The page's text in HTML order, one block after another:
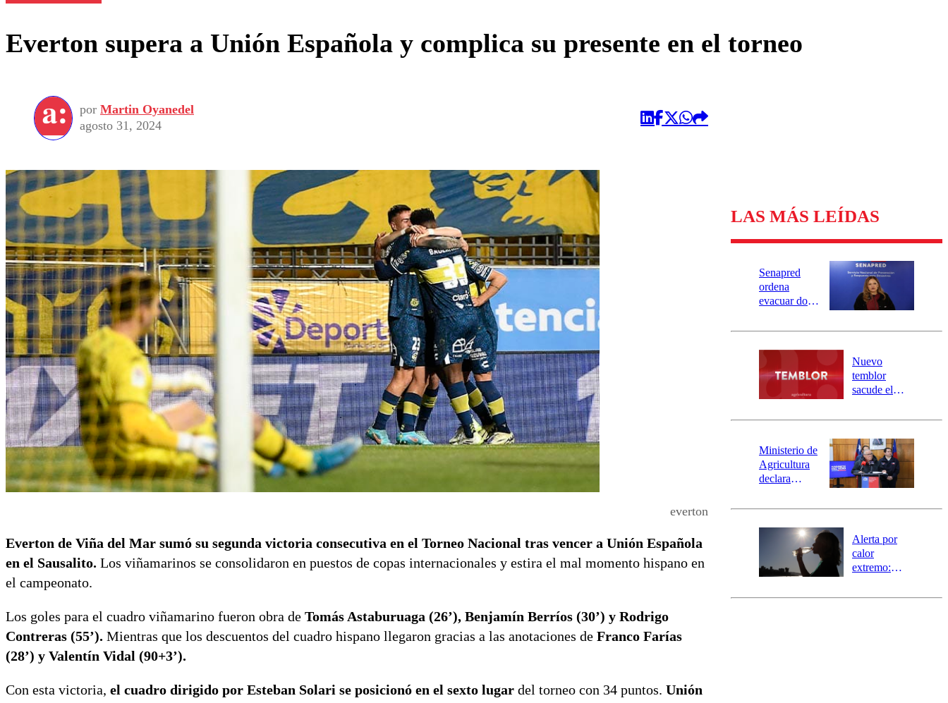
Everton supera a Unión Española y complica su presente en el torneo
por Martin Oyanedel
agosto 31, 2024
everton
Everton de Viña del Mar sumó su segunda victoria consecutiva en el Torneo Nacional tras vencer a Unión Española
en el Sausalito. Los viñamarinos se consolidaron en puestos de copas internacionales y estira el mal momento hispano en
el campeonato.
Los goles para el cuadro viñamarino fueron obra de Tomás Astaburuaga (26’), Benjamín Berríos (30’) y Rodrigo
Contreras (55’). Mientras que los descuentos del cuadro hispano llegaron gracias a las anotaciones de Franco Farías
(28’) y Valentín Vidal (90+3’).
Con esta victoria, el cuadro dirigido por Esteban Solari se posicionó en el sexto lugar del torneo con 34 puntos. Unión
LAS MÁS LEÍDAS
Senapred
ordena
evacuar dos
Carahue por
río Damas:
activa
mensajería
SAE
Nuevo
temblor
sacude el
revisa la
epicentro
Ministerio de
Agricultura
declara
agrícola para
Alerta por
calor
extremo:
activa Alerta